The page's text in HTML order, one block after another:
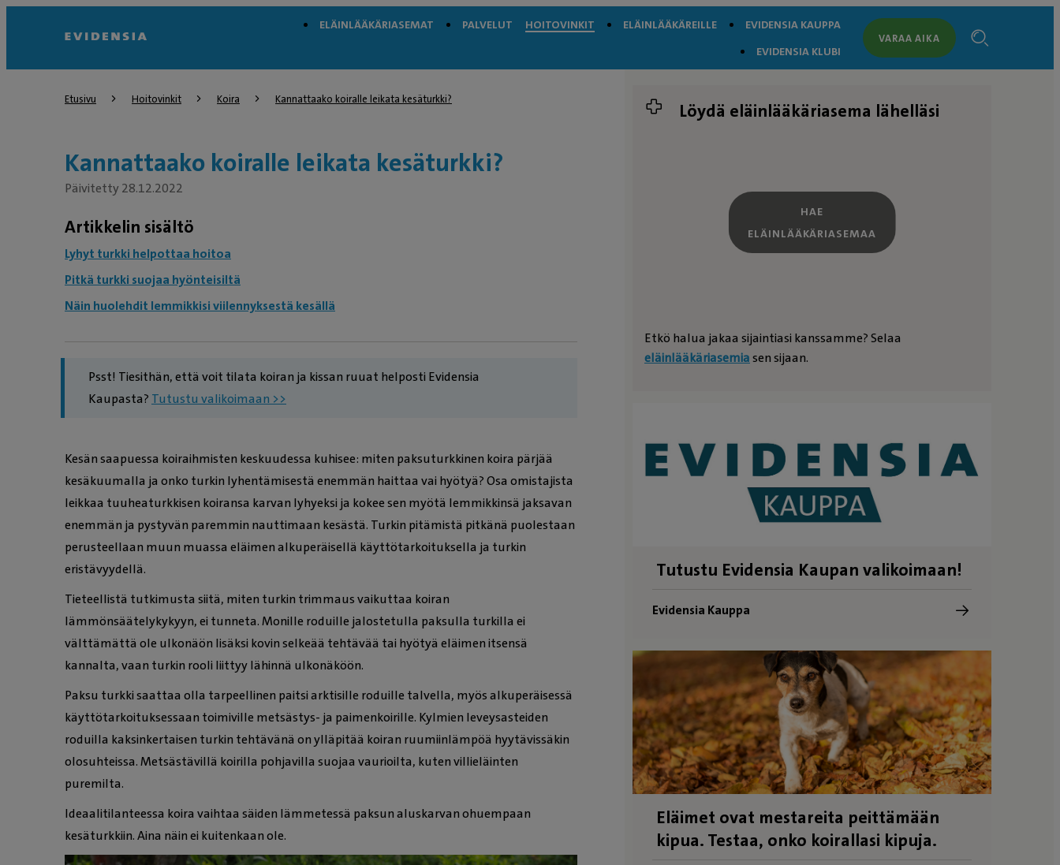
ELÄINLÄÄKÄRIASEMAT PALVELUT HOITOVINKIT ELÄINLÄÄKÄREILLE
EVIDENSIA KAUPPA
EVIDENSIA KLUBI
VARAA AIKA
Etusivu Hoitovinkit Koira Kannattaako koiralle leikata kesäturkki?
Kannattaako koiralle leikata kesäturkki?
Päivitetty 28.12.2022
Artikkelin sisältö
Lyhyt turkki helpottaa hoitoa
Pitkä turkki suojaa hyönteisiltä
Näin huolehdit lemmikkisi viilennyksestä kesällä
Psst! Tiesithän, että voit tilata koiran ja kissan ruuat helposti Evidensia
Kaupasta? Tutustu valikoimaan >>
Kesän saapuessa koiraihmisten keskuudessa kuhisee: miten paksuturkkinen koira pärjää
kesäkuumalla ja onko turkin lyhentämisestä enemmän haittaa vai hyötyä? Osa omistajista
leikkaa tuuheaturkkisen koiransa karvan lyhyeksi ja kokee sen myötä lemmikkinsä jaksavan
enemmän ja pystyvän paremmin nauttimaan kesästä. Turkin pitämistä pitkänä puolestaan
perusteellaan muun muassa eläimen alkuperäisellä käyttötarkoituksella ja turkin
eristävyydellä.
Tieteellistä tutkimusta siitä, miten turkin trimmaus vaikuttaa koiran
lämmönsäätelykykyyn, ei tunneta. Monille roduille jalostetulla paksulla turkilla ei
välttämättä ole ulkonäön lisäksi kovin selkeää tehtävää tai hyötyä eläimen itsensä
kannalta, vaan turkin rooli liittyy lähinnä ulkonäköön.
Paksu turkki saattaa olla tarpeellinen paitsi arktisille roduille talvella, myös alkuperäisessä
käyttötarkoituksessaan toimiville metsästys- ja paimenkoirille. Kylmien leveysasteiden
roduilla kaksinkertaisen turkin tehtävänä on ylläpitää koiran ruumiinlämpöä hyytävissäkin
olosuhteissa. Metsästävillä koirilla pohjavilla suojaa vaurioilta, kuten villieläinten
puremilta.
Ideaalitilanteessa koira vaihtaa säiden lämmetessä paksun aluskarvan ohuempaan
kesäturkkiin. Aina näin ei kuitenkaan ole.
Löydä eläinlääkäriasema lähelläsi
HAE
ELÄINLÄÄKÄRIASEMAA
Etkö halua jakaa sijaintiasi kanssamme? Selaa
eläinlääkäriasemiasen sijaan.
Tutustu Evidensia Kaupan valikoimaan!
Evidensia Kauppa
Eläimet ovat mestareita peittämään
kipua. Testaa, onko koirallasi kipuja.